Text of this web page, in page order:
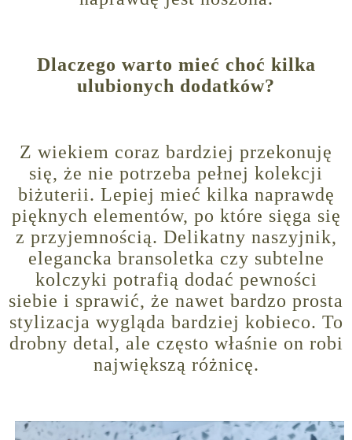
Dlaczego warto mieć choć kilka
ulubionych dodatków?
Z wiekiem coraz bardziej przekonuję
się, że nie potrzeba pełnej kolekcji
biżuterii. Lepiej mieć kilka naprawdę
pięknych elementów, po które sięga się
z przyjemnością. Delikatny naszyjnik,
elegancka bransoletka czy subtelne
kolczyki potrafią dodać pewności
siebie i sprawić, że nawet bardzo prosta
stylizacja wygląda bardziej kobieco. To
drobny detal, ale często właśnie on robi
największą różnicę.